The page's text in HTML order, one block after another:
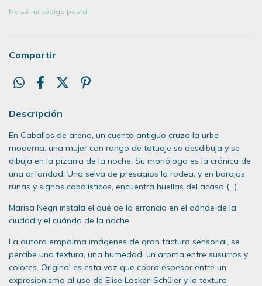
No sé mi código postal
Compartir
Descripción
En Caballos de arena, un cuento antiguo cruza la urbe
moderna: una mujer con rango de tatuaje se desdibuja y se
dibuja en la pizarra de la noche. Su monólogo es la crónica de
una orfandad. Una selva de presagios la rodea, y en barajas,
runas y signos cabalísticos, encuentra huellas del acaso (...)
Marisa Negri instala el qué de la errancia en el dónde de la
ciudad y el cuándo de la noche.
La autora empalma imágenes de gran factura sensorial, se
percibe una textura, una humedad, un aroma entre susurros y
colores. Original es esta voz que cobra espesor entre un
expresionismo al uso de Elise Lasker-Schüler y la textura